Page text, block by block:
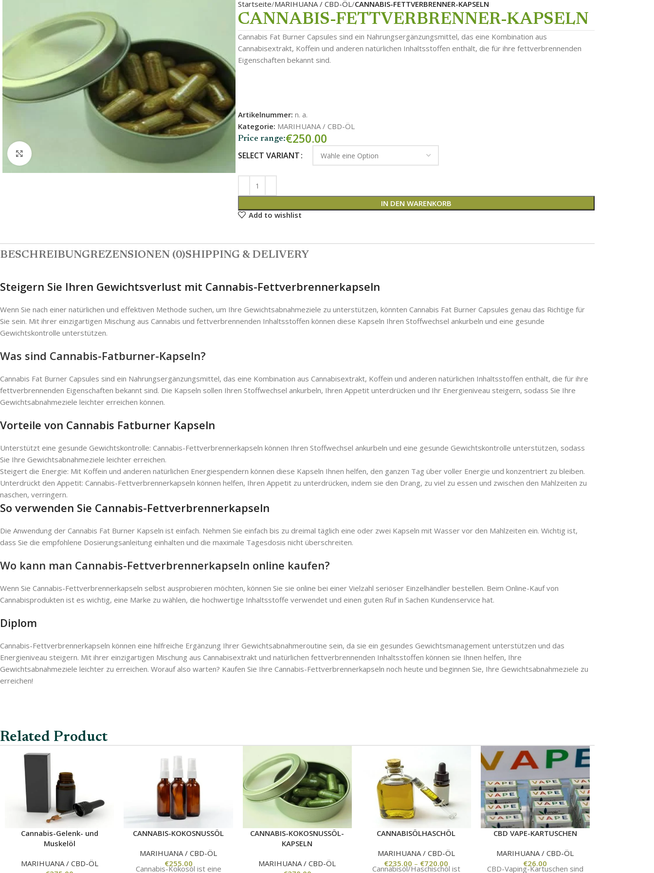
Startseite MARIHUANA / CBD-ÖL CANNABIS-FETTVERBRENNER-KAPSELN
CANNABIS-FETTVERBRENNER-KAPSELN
Cannabis Fat Burner Capsules sind ein Nahrungsergänzungsmittel, das eine Kombination aus
Cannabisextrakt, Koffein und anderen natürlichen Inhaltsstoffen enthält, die für ihre fettverbrennenden
Eigenschaften bekannt sind.
Artikelnummer: n. a.
Kategorie: MARIHUANA / CBD-ÖL
Price range:€250.00
SELECT VARIANT
IN DEN WARENKORB
Add to wishlist
BESCHREIBUNGREZENSIONEN (0)SHIPPING & DELIVERY
Steigern Sie Ihren Gewichtsverlust mit Cannabis-Fettverbrennerkapseln
Wenn Sie nach einer natürlichen und effektiven Methode suchen, um Ihre Gewichtsabnahmeziele zu unterstützen, könnten Cannabis Fat Burner Capsules genau das Richtige für
Sie sein. Mit ihrer einzigartigen Mischung aus Cannabis und fettverbrennenden Inhaltsstoffen können diese Kapseln Ihren Stoffwechsel ankurbeln und eine gesunde
Gewichtskontrolle unterstützen.
Was sind Cannabis-Fatburner-Kapseln?
Cannabis Fat Burner Capsules sind ein Nahrungsergänzungsmittel, das eine Kombination aus Cannabisextrakt, Koffein und anderen natürlichen Inhaltsstoffen enthält, die für ihre
fettverbrennenden Eigenschaften bekannt sind. Die Kapseln sollen Ihren Stoffwechsel ankurbeln, Ihren Appetit unterdrücken und Ihr Energieniveau steigern, sodass Sie Ihre
Gewichtsabnahmeziele leichter erreichen können.
Vorteile von Cannabis Fatburner Kapseln
Unterstützt eine gesunde Gewichtskontrolle: Cannabis-Fettverbrennerkapseln können Ihren Stoffwechsel ankurbeln und eine gesunde Gewichtskontrolle unterstützen, sodass
Sie Ihre Gewichtsabnahmeziele leichter erreichen.
Steigert die Energie: Mit Koffein und anderen natürlichen Energiespendern können diese Kapseln Ihnen helfen, den ganzen Tag über voller Energie und konzentriert zu bleiben.
Unterdrückt den Appetit: Cannabis-Fettverbrennerkapseln können helfen, Ihren Appetit zu unterdrücken, indem sie den Drang, zu viel zu essen und zwischen den Mahlzeiten zu
naschen, verringern.
So verwenden Sie Cannabis-Fettverbrennerkapseln
Die Anwendung der Cannabis Fat Burner Kapseln ist einfach. Nehmen Sie einfach bis zu dreimal täglich eine oder zwei Kapseln mit Wasser vor den Mahlzeiten ein. Wichtig ist,
dass Sie die empfohlene Dosierungsanleitung einhalten und die maximale Tagesdosis nicht überschreiten.
Wo kann man Cannabis-Fettverbrennerkapseln online kaufen?
Wenn Sie Cannabis-Fettverbrennerkapseln selbst ausprobieren möchten, können Sie sie online bei einer Vielzahl seriöser Einzelhändler bestellen. Beim Online-Kauf von
Cannabisprodukten ist es wichtig, eine Marke zu wählen, die hochwertige Inhaltsstoffe verwendet und einen guten Ruf in Sachen Kundenservice hat.
Diplom
Cannabis-Fettverbrennerkapseln können eine hilfreiche Ergänzung Ihrer Gewichtsabnahmeroutine sein, da sie ein gesundes Gewichtsmanagement unterstützen und das
Energieniveau steigern. Mit ihrer einzigartigen Mischung aus Cannabisextrakt und natürlichen fettverbrennenden Inhaltsstoffen können sie Ihnen helfen, Ihre
Gewichtsabnahmeziele leichter zu erreichen. Worauf also warten? Kaufen Sie Ihre Cannabis-Fettverbrennerkapseln noch heute und beginnen Sie, Ihre Gewichtsabnahmeziele zu
erreichen!
Related Product
Cannabis-Gelenk- und
Muskelöl
MARIHUANA / CBD-ÖL
CANNABIS-KOKOSNUSSÖL
MARIHUANA / CBD-ÖL
€255.00
Cannabis-Kokosöl ist eine
CANNABIS-KOKOSNUSSÖL-
KAPSELN
MARIHUANA / CBD-ÖL
CANNABISÖLHASCHÖL
MARIHUANA / CBD-ÖL
€235.00 – €720.00
Cannabisöl/Haschischöl ist
CBD VAPE-KARTUSCHEN
MARIHUANA / CBD-ÖL
€26.00
CBD-Vaping-Kartuschen sind